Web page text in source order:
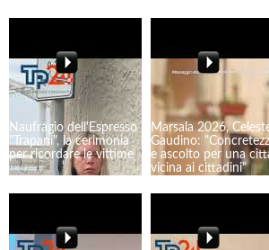
Naufragio dell'Espresso
"Trapani", la cerimonia
per ricordare le vittime
Marsala 2026,
Gaudino:
e ascolto per una
vicina ai cittadini"